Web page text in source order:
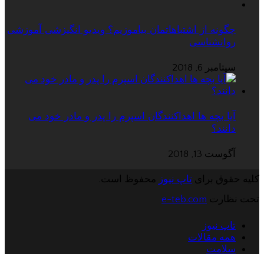
چگونه از اشتباهاتمان بیاموزیم؟ ویدیو انگیزشی آموزشی
روانشناسی
سپتامبر 6, 2018
آیا بچه ها اهداکنندگان اسپرم را پدر و مادر خود می
دانند؟
آگوست 13, 2018
کلیه حقوق برای تاپ نیوز
محفوظ است.
تحت نظارت e-teb.com
تاپ نیوز
همه مقالات
سلامت